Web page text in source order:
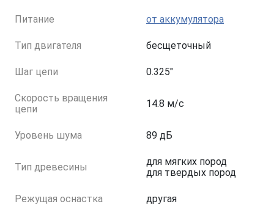
Питание от аккумулятора
Тип двигателя бесщеточный
Шаг цепи 0.325"
Скорость вращения
цепи
14.8 м/с
Уровень шума 89 дБ
Тип древесины
для мягких пород
для твердых пород
Режущая оснастка другая